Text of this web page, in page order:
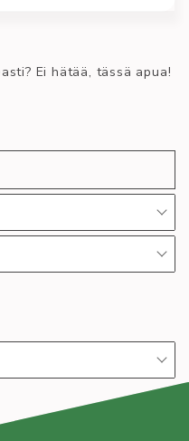
Happy
kovaa vauhtia
vujut
:
50v:
Ei hätää, tässä apua!